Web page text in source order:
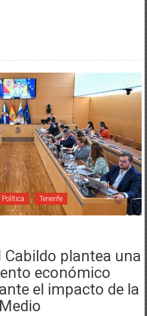
Política Tenerife
Cabildo plantea una
económico
el impacto de la